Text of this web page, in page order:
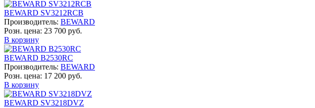
BEWARD SV3212RCB
Производитель: BEWARD
Розн. цена: 23 700 руб.
В корзину
BEWARD B2530RC
Производитель: BEWARD
Розн. цена: 17 200 руб.
В корзину
BEWARD SV3218DVZ